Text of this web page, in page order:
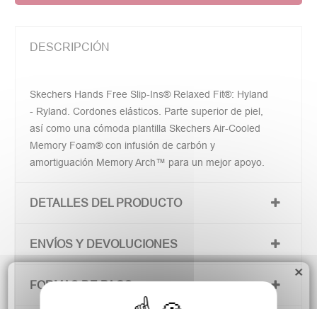
DESCRIPCIÓN
Skechers Hands Free Slip-Ins® Relaxed Fit®: Hyland
- Ryland. Cordones elásticos. Parte superior de piel,
así como una cómoda plantilla Skechers Air-Cooled
Memory Foam® con infusión de carbón y
amortiguación Memory Arch™ para un mejor apoyo.
DETALLES DEL PRODUCTO
ENVÍOS Y DEVOLUCIONES
FORMAS DE PAGO
×